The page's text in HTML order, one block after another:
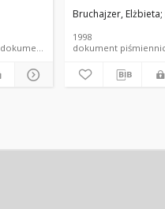
czasopismo - artykuł dokument piśmienniczy
Bruchajzer, Elżbieta
1998